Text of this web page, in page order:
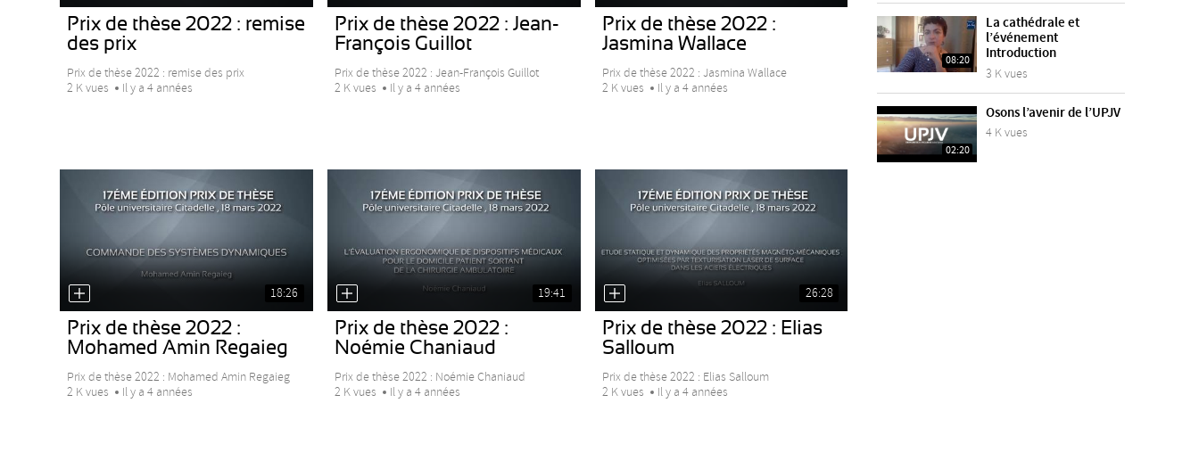
Prix de thèse 2022 : remise
des prix
Prix de thèse 2022 : remise des prix
2 K vues
Il y a 4 années
Prix de thèse 2022 : Jean-
François Guillot
Prix de thèse 2022 : Jean-François Guillot
2 K vues
Il y a 4 années
Prix de thèse 2022 :
Jasmina Wallace
Prix de thèse 2022 : Jasmina Wallace
2 K vues
Il y a 4 années
18:26
Prix de thèse 2022 :
Mohamed Amin Regaieg
Prix de thèse 2022 : Mohamed Amin Regaieg
2 K vues
Il y a 4 années
19:41
Prix de thèse 2022 :
Noémie Chaniaud
Prix de thèse 2022 : Noémie Chaniaud
2 K vues
Il y a 4 années
26:28
Prix de thèse 2022 : Elias
Salloum
Prix de thèse 2022 : Elias Salloum
2 K vues
Il y a 4 années
08:20
La cathédrale et
l’événement
Introduction
3 K vues
02:20
Osons l’avenir de l’UPJV
4 K vues